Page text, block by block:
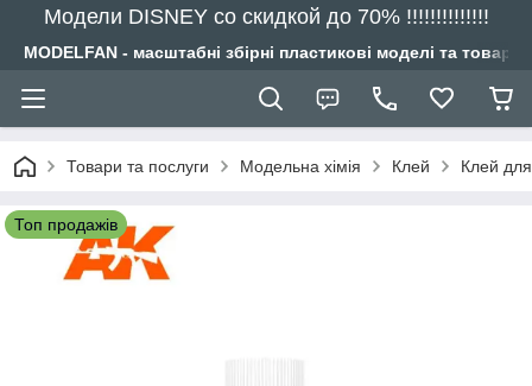
Модели DISNEY со скидкой до 70% !!!!!!!!!!!!!!
MODELFAN - масштабні збірні пластикові моделі та
Товари та послуги Модельна хімія Клей Клей
Топ продажів